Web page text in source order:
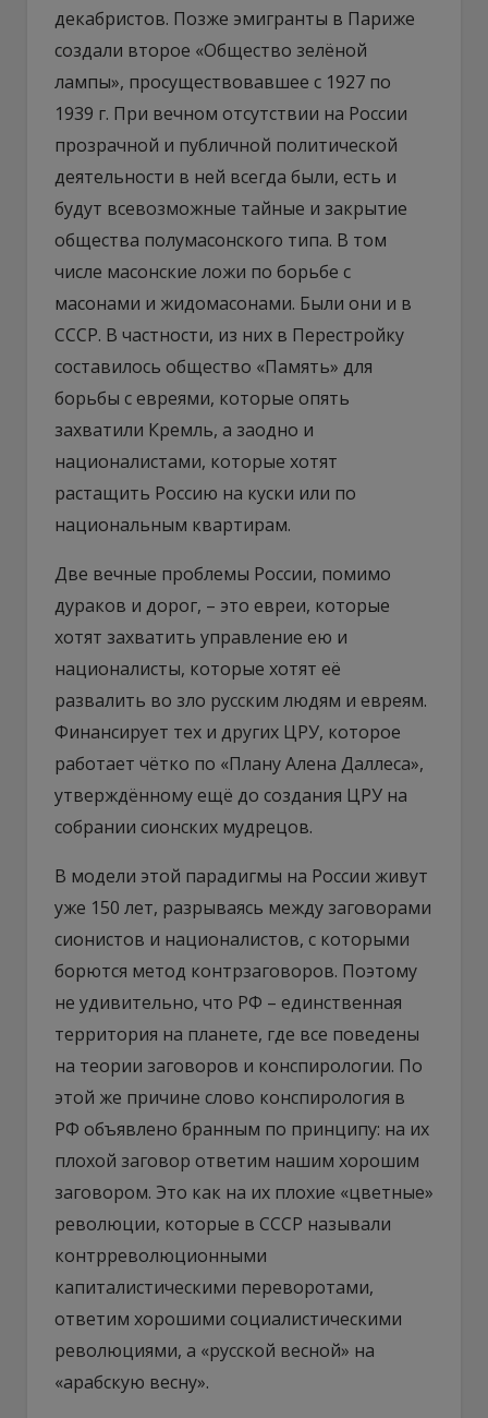
декабристов. Позже эмигранты в Париже
создали второе «Общество зелёной
лампы», просуществовавшее с 1927 по
1939 г. При вечном отсутствии на России
прозрачной и публичной политической
деятельности в ней всегда были, есть и
будут всевозможные тайные и закрытие
общества полумасонского типа. В том
числе масонские ложи по борьбе с
масонами и жидомасонами. Были они и в
СССР. В частности, из них в Перестройку
составилось общество «Память» для
борьбы с евреями, которые опять
захватили Кремль, а заодно и
националистами, которые хотят
растащить Россию на куски или по
национальным квартирам.
Две вечные проблемы России, помимо
дураков и дорог, – это евреи, которые
хотят захватить управление ею и
националисты, которые хотят её
развалить во зло русским людям и евреям.
Финансирует тех и других ЦРУ, которое
работает чётко по «Плану Алена Даллеса»,
утверждённому ещё до создания ЦРУ на
собрании сионских мудрецов.
В модели этой парадигмы на России живут
уже 150 лет, разрываясь между заговорами
сионистов и националистов, с которыми
борются метод контрзаговоров. Поэтому
не удивительно, что РФ – единственная
территория на планете, где все поведены
на теории заговоров и конспирологии. По
этой же причине слово конспирология в
РФ объявлено бранным по принципу: на их
плохой заговор ответим нашим хорошим
заговором. Это как на их плохие «цветные»
революции, которые в СССР называли
контрреволюционными
капиталистическими переворотами,
ответим хорошими социалистическими
революциями, а «русской весной» на
«арабскую весну».